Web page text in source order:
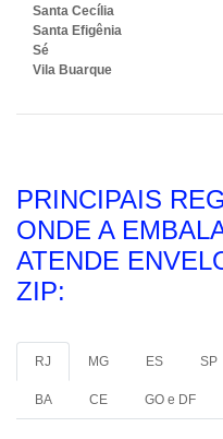
Santa Cecília
Santa Efigênia
Sé
Vila Buarque
PRINCIPAIS
ONDE A
ATENDE
ZIP:
RJ MG ES SP
BA CE GO e DF